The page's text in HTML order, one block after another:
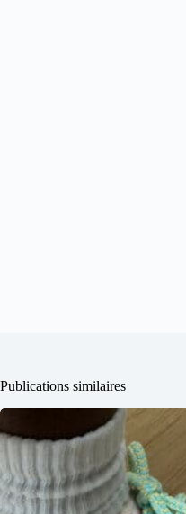
Publications similaires